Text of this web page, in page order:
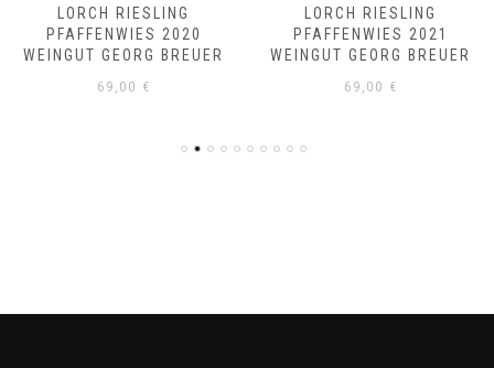
LORCH RIESLING
PFAFFENWIES 2020
WEINGUT GEORG BREUER
69,00 €
LORCH RIESLING
PFAFFENWIES 2021
WEINGUT GEORG BREUER
69,00 €